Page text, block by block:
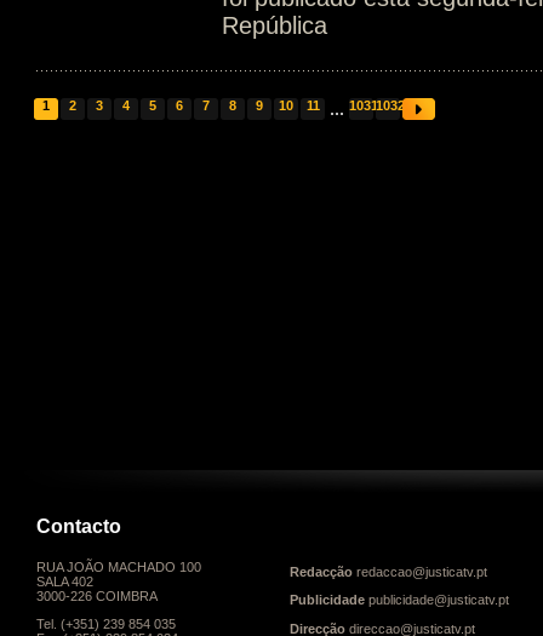
República
1 2 3 4 5 6 7 8 9 10 11 ... 10311032
Contacto
RUA JOÃO MACHADO 100
SALA 402
3000-226 COIMBRA
Tel. (+351) 239 854 035
Redacção redaccao@justicatv.pt
Publicidade publicidade@justicatv.pt
Direcção direccao@justicatv.pt